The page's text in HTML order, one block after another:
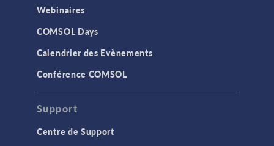
Webinaires
COMSOL Days
Calendrier des Evènements
Conférence COMSOL
Support
Centre de Support